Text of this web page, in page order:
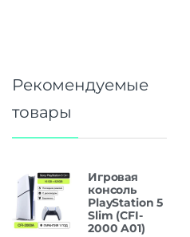
Рекомендуемые
товары
Игровая
консоль
PlayStation 5
Slim (CFI-
2000 A01)